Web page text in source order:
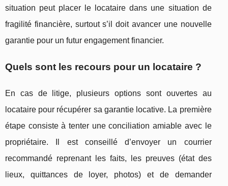
situation peut placer le locataire dans une situation de
fragilité financière, surtout s’il doit avancer une nouvelle
garantie pour un futur engagement financier.
Quels sont les recours pour un locataire ?
En cas de litige, plusieurs options sont ouvertes au
locataire pour récupérer sa garantie locative. La première
étape consiste à tenter une conciliation amiable avec le
propriétaire. Il est conseillé d’envoyer un courrier
recommandé reprenant les faits, les preuves (état des
lieux, quittances de loyer, photos) et de demander